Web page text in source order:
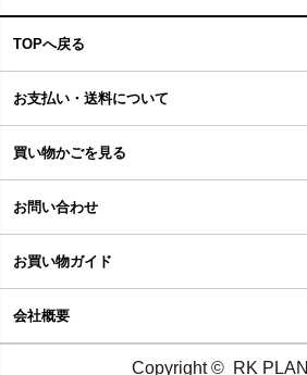
TOPへ戻る
お支払い・送料について
買い物かごを見る
お問い合わせ
お買い物ガイド
会社概要
Copyright © RK